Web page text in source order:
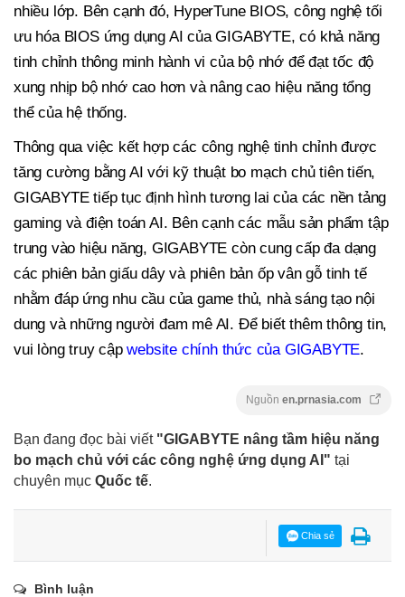
nhiều lớp. Bên cạnh đó, HyperTune BIOS, công nghệ tối
ưu hóa BIOS ứng dụng AI của GIGABYTE, có khả năng
tinh chỉnh thông minh hành vi của bộ nhớ để đạt tốc độ
xung nhịp bộ nhớ cao hơn và nâng cao hiệu năng tổng
thể của hệ thống.
Thông qua việc kết hợp các công nghệ tinh chỉnh được
tăng cường bằng AI với kỹ thuật bo mạch chủ tiên tiến,
GIGABYTE tiếp tục định hình tương lai của các nền tảng
gaming và điện toán AI. Bên cạnh các mẫu sản phẩm tập
trung vào hiệu năng, GIGABYTE còn cung cấp đa dạng
các phiên bảngiấu dâyvà phiên bản ốp vân gỗ tinh tế
nhằm đáp ứng nhu cầu của game thủ, nhà sáng tạo nội
dung và những người đam mê AI. Để biết thêm thông tin,
vui lòng truy cậpwebsite chính thức của GIGABYTE.
Nguồn en.prnasia.com
Bạn đang đọc bài viết "GIGABYTE nâng tầm hiệu năng
bo mạch chủ với các công nghệ ứng dụng AI" tại
chuyên mục Quốc tế.
Chia sẻ
Bình luận